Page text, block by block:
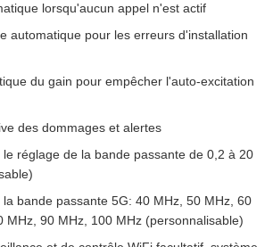
lorsqu'aucun appel n'est actif
automatique pour les erreurs d'installation
du gain pour empêcher l'auto-excitation
des dommages et alertes
réglage de la bande passante de 0,2 à 20
bande passante 5G: 40 MHz, 50 MHz, 60
MHz, 90 MHz, 100 MHz (personnalisable)